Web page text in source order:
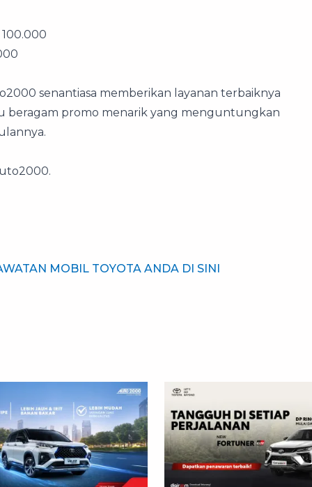
senantiasa memberikan layanan terbaiknya
beragam promo menarik yang menguntungkan
MOBIL TOYOTA ANDA DI SINI